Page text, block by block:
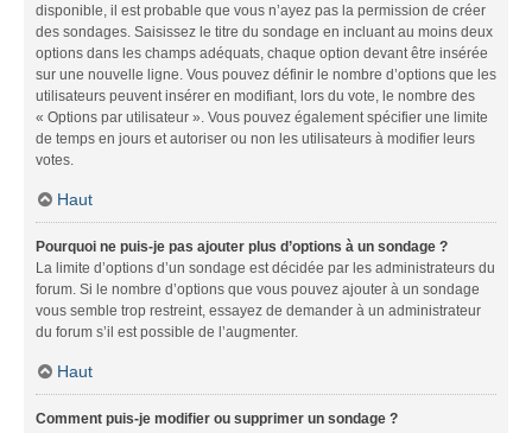
disponible, il est probable que vous n’ayez pas la permission de créer
des sondages. Saisissez le titre du sondage en incluant au moins deux
options dans les champs adéquats, chaque option devant être insérée
sur une nouvelle ligne. Vous pouvez définir le nombre d’options que les
utilisateurs peuvent insérer en modifiant, lors du vote, le nombre des
« Options par utilisateur ». Vous pouvez également spécifier une limite
de temps en jours et autoriser ou non les utilisateurs à modifier leurs
votes.
Haut
Pourquoi ne puis-je pas ajouter plus d’options à un sondage ?
La limite d’options d’un sondage est décidée par les administrateurs du
forum. Si le nombre d’options que vous pouvez ajouter à un sondage
vous semble trop restreint, essayez de demander à un administrateur
du forum s’il est possible de l’augmenter.
Haut
Comment puis-je modifier ou supprimer un sondage ?